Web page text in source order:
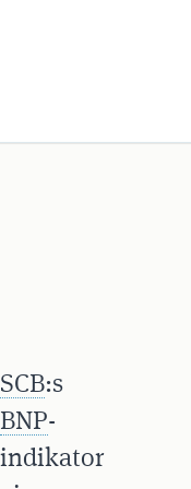
SCB:s
BNP-
indikator